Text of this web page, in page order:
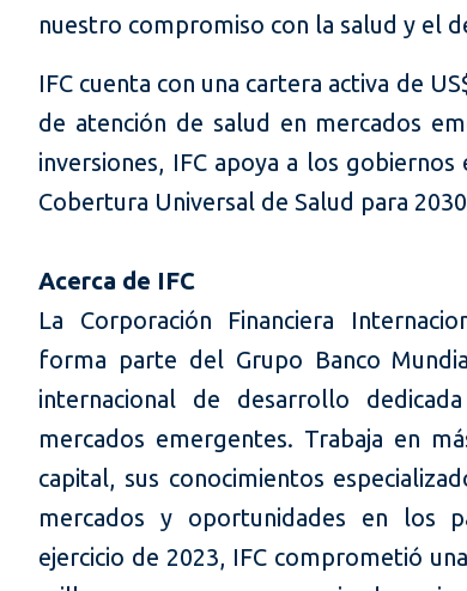
nuestro compromiso con la salud y el
IFC cuenta con una cartera activa de
de atención de salud en mercados
inversiones, IFC apoya a los
Cobertura Universal de Salud para
Acerca de IFC
La Corporación Financiera
forma parte del Grupo Banco
internacional de desarrollo
mercados emergentes. Trabaja en
capital, sus conocimientos
mercados y oportunidades en los
ejercicio de 2023, IFC comprometió